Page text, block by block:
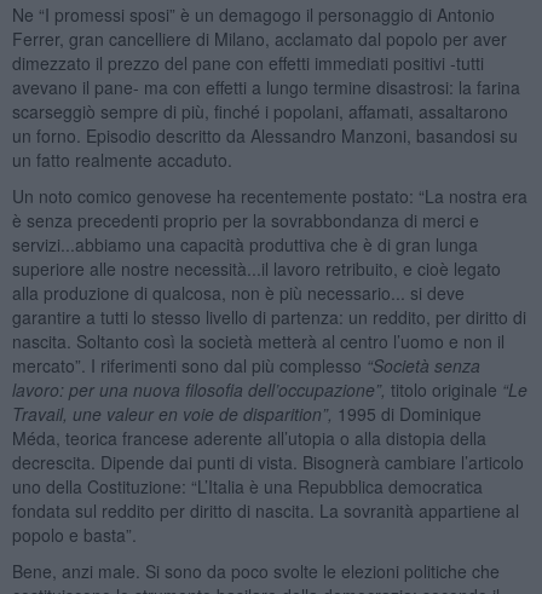
Ne “I promessi sposi” è un demagogo il personaggio di Antonio
Ferrer, gran cancelliere di Milano, acclamato dal popolo per aver
dimezzato il prezzo del pane con effetti immediati positivi -tutti
avevano il pane- ma con effetti a lungo termine disastrosi: la farina
scarseggiò sempre di più, finché i popolani, affamati, assaltarono
un forno. Episodio descritto da Alessandro Manzoni, basandosi su
un fatto realmente accaduto.
Un noto comico genovese ha recentemente postato: “La nostra era
è senza precedenti proprio per la sovrabbondanza di merci e
servizi...abbiamo una capacità produttiva che è di gran lunga
superiore alle nostre necessità...il lavoro retribuito, e cioè legato
alla produzione di qualcosa, non è più necessario... si deve
garantire a tutti lo stesso livello di partenza: un reddito, per diritto di
nascita. Soltanto così la società metterà al centro l’uomo e non il
mercato”. I riferimenti sono dal più complesso “Società senza
lavoro: per una nuova filosofia dell’occupazione”, titolo originale “Le
Travail, une valeur en voie de disparition”, 1995 di Dominique
Méda, teorica francese aderente all’utopia o alla distopia della
decrescita. Dipende dai punti di vista. Bisognerà cambiare l’articolo
uno della Costituzione: “L’Italia è una Repubblica democratica
fondata sul reddito per diritto di nascita. La sovranità appartiene al
popolo e basta”.
Bene, anzi male. Si sono da poco svolte le elezioni politiche che